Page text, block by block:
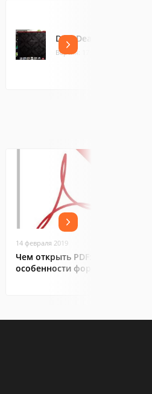
DropDealer
Версия: 17 (24.14 МБ)
14 февраля 2019
Чем открыть PDF:
особенности формата